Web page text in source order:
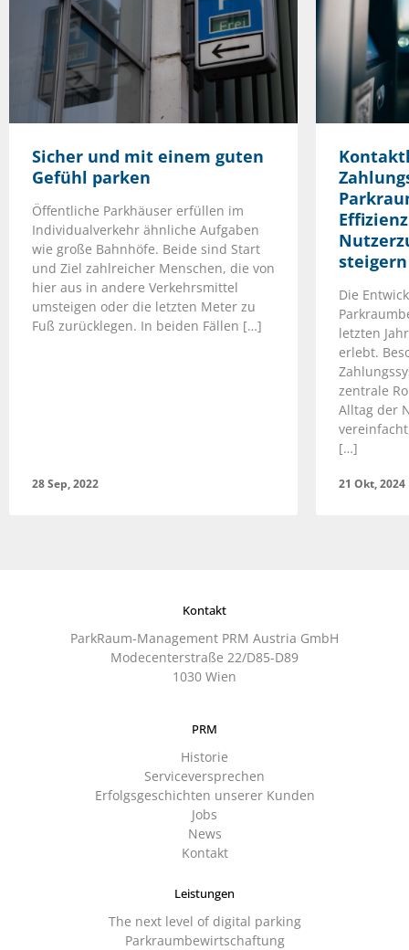
Sicher und mit einem guten
Gefühl parken
Öffentliche Parkhäuser erfüllen im
Individualverkehr ähnliche Aufgaben
wie große Bahnhöfe. Beide sind Start
und Ziel zahlreicher Menschen, die von
hier aus in andere Verkehrsmittel
umsteigen oder die letzten Meter zu
Fuß zurücklegen. In beiden Fällen […]
28 Sep, 2022
steigern
Die
letzten
erlebt.
zentrale
Alltag der
[…]
21 Okt, 2024
Kontakt
ParkRaum-Management PRM Austria GmbH
Modecenterstraße 22/D85-D89
1030 Wien
PRM
Historie
Serviceversprechen
Erfolgsgeschichten unserer Kunden
Jobs
News
Kontakt
Leistungen
The next level of digital parking
Parkraumbewirtschaftung